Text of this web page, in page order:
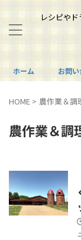
レシピや
ホーム お問
HOME > 農作業＆調
農作業＆調